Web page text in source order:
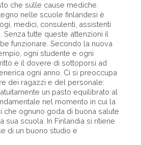
che sulle cause mediche.
nelle scuole finlandesi è
medici, consulenti, assistenti
Senza tutte queste attenzioni il
funzionare. Secondo la nuova
ogni studente e ogni
e il dovere di sottoporsi ad
ogni anno. Ci si preoccupa
dei ragazzi e del personale:
un pasto equilibrato al
nel momento in cui la
che ognuno goda di buona salute
sua scuola. In Finlandia si ritiene
di un buono studio e